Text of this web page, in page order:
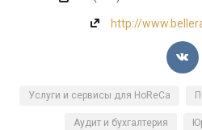
http://
Услуги и сервисы для HoReCa
Аудит и бухгалтерия